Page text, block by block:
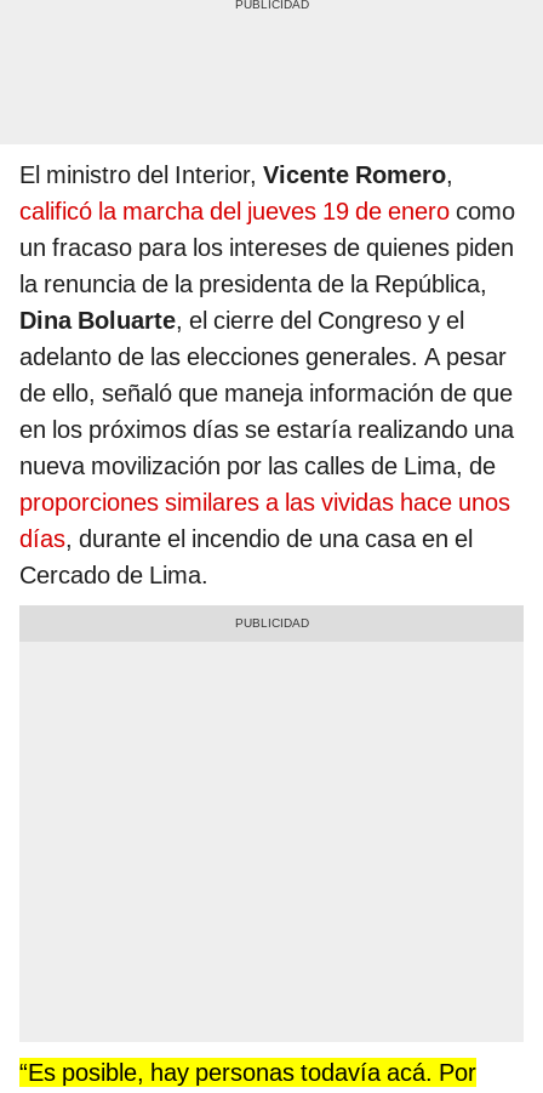
El ministro del Interior, Vicente Romero,
calificó la marcha del jueves 19 de enero como
un fracaso para los intereses de quienes piden
la renuncia de la presidenta de la República,
Dina Boluarte, el cierre del Congreso y el
adelanto de las elecciones generales. A pesar
de ello, señaló que maneja información de que
en los próximos días se estaría realizando una
nueva movilización por las calles de Lima, de
proporciones similares a las vividas hace unos
días, durante el incendio de una casa en el
Cercado de Lima.
“Es posible, hay personas todavía acá. Por